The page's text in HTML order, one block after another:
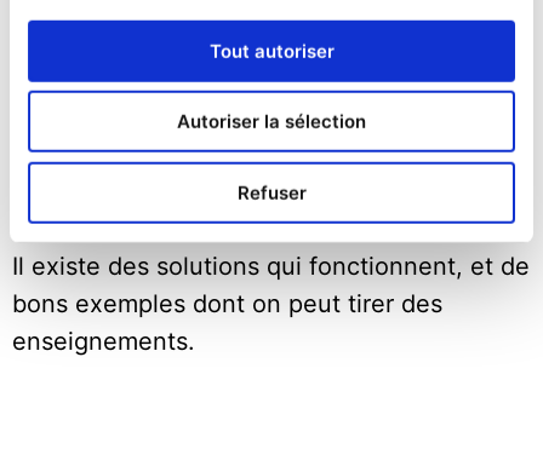
Tout autoriser
Autoriser la sélection
Refuser
représentants et examinez la gestion des
revenus du commerce électronique, avant
que les divergences ne se transforment en
Il existe des solutions qui fonctionnent, et de
bons exemples dont on peut tirer des
enseignements.